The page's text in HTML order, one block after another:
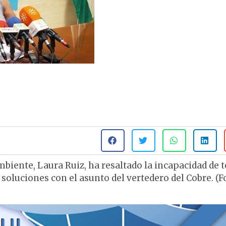
Laura Ruiz, ha resaltado la incapacidad de
con el asunto del vertedero del Cobre.